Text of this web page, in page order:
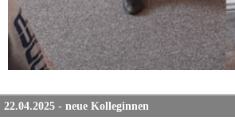
22.04.2025 - neue Kolleginnen